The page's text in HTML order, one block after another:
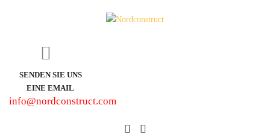
SENDEN SIE UNS
EINE EMAIL
info@nordconstruct.com